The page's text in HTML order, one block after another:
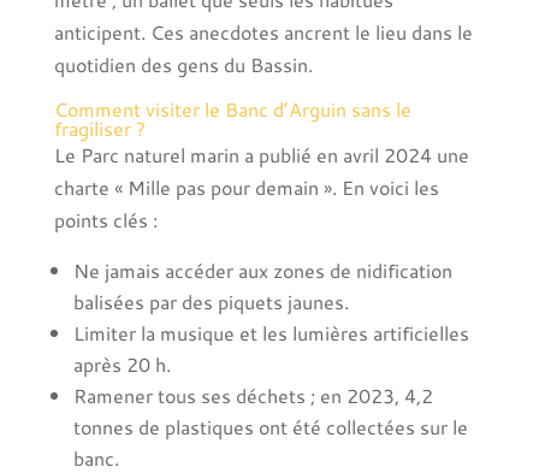
anticipent. Ces anecdotes ancrent le lieu dans le
quotidien des gens du Bassin.
Comment visiter le Banc d’Arguin sans le
fragiliser ?
Le Parc naturel marin a publié en avril 2024 une
charte « Mille pas pour demain ». En voici les
points clés :
Ne jamais accéder aux zones de nidification
balisées par des piquets jaunes.
Limiter la musique et les lumières artificielles
après 20 h.
Ramener tous ses déchets ; en 2023, 4,2
tonnes de plastiques ont été collectées sur le
banc.